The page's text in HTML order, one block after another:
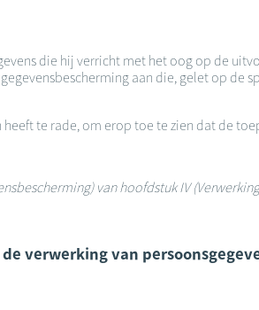
die hij verricht met het oog op de
aan die, gelet op de
te rade, om erop toe te zien dat de
van hoofdstuk IV
verwerking van